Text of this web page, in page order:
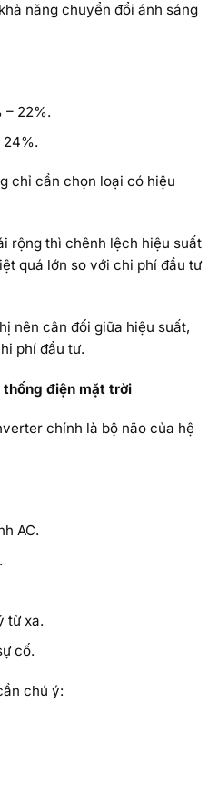
năng chuyển đổi ánh sáng
– 22%.
24%.
chỉ cần chọn loại có hiệu
rộng thì chênh lệch hiệu suất
quá lớn so với chi phí đầu tư
nên cân đối giữa hiệu suất,
phí đầu tư.
thống điện mặt trời
chính là bộ não của hệ
AC.
từ xa.
cố.
chú ý: